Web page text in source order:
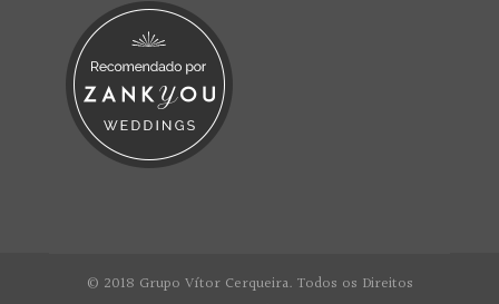
© 2018 Grupo Vítor Cerqueira. Todos os Direitos